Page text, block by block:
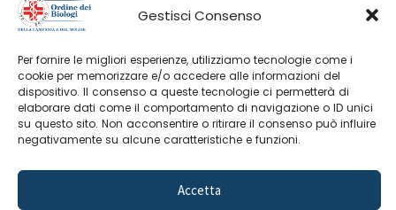
Gestisci Consenso
Per fornire le migliori esperienze, utilizziamo tecnologie come i
cookie per memorizzare e/o accedere alle informazioni del
dispositivo. Il consenso a queste tecnologie ci permetterà di
elaborare dati come il comportamento di navigazione o ID unici
su questo sito. Non acconsentire o ritirare il consenso può influire
negativamente su alcune caratteristiche e funzioni.
Accetta